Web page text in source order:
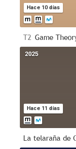
Hace 10 días
T2 Game
Hace 11 días
2025
La telaraña de